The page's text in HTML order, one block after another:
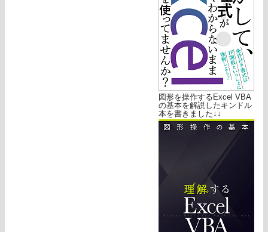
図形を操作するExcel VBA
の基本を解説したキンドル
本を書きました↓↓